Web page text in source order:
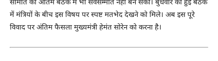
समिति की अंतिम बैठक में भी सर्वसम्मति नहीं बन सकी। बुधवार को हुई बैठक
में मंत्रियों के बीच इस विषय पर स्पष्ट मतभेद देखने को मिले। अब इस पूरे
विवाद पर अंतिम फैसला मुख्यमंत्री हेमंत सोरेन को करना है।